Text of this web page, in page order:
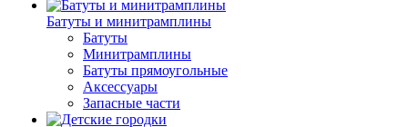
Батуты и минитрамплины
Батуты
Минитрамплины
Батуты прямоугольные
Аксессуары
Запасные части